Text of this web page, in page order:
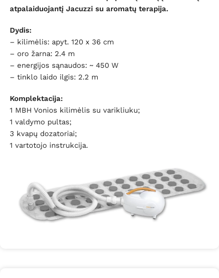
atpalaiduojantį Jacuzzi su aromatų terapija.
Dydis:
– kilimėlis: apyt. 120 x 36 cm
– oro žarna: 2.4 m
– energijos sąnaudos: ~ 450 W
– tinklo laido ilgis: 2.2 m
Komplektacija:
1 MBH Vonios kilimėlis su varikliuku;
1 valdymo pultas;
3 kvapų dozatoriai;
1 vartotojo instrukcija.